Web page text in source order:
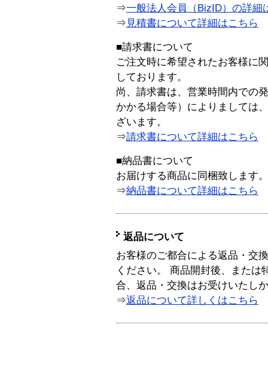
⇒一般法人会員（BizID）の詳細
⇒ 見積書について詳細はこちら
■請求書について
ご注文時に希望されたお客様に
しております。
尚、請求書は、営業時間内での
かかる場合等）によりましては
ざいます。
⇒請求書について詳細はこちら
■納品書について
お届けする商品に同梱致します。
⇒納品書について詳細はこちら
返品について
お客様のご都合による返品・交
ください。 商品開封後、または
合、返品・交換はお受けいたし
⇒返品について詳しくはこちら